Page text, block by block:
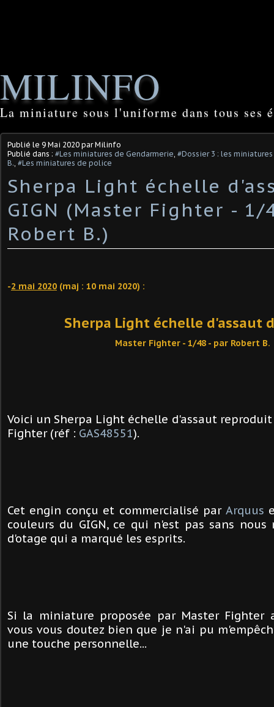
MILINFO
La miniature sous l'uniforme dans tous ses
Publié le 9 Mai 2020 par Milinfo
Publié dans : #Les miniatures de Gendarmerie, #Dossier 3 : les
B., #Les miniatures de police
Sherpa Light échelle
GIGN (Master Fighter - 1/
Robert B.)
-2 mai 2020 (maj : 10 mai 2020) :
Sherpa Light échelle d'assaut
Master Fighter - 1/48 - par Robert B.
Voici un Sherpa Light échelle d'assaut
Fighter (réf : GAS48551).
Cet engin conçu et commercialisé par Arquus
couleurs du GIGN, ce qui n'est pas sans
d'otage qui a marqué les esprits.
Si la miniature proposée par Master Fighter
vous vous doutez bien que je n'ai pu
une touche personnelle...